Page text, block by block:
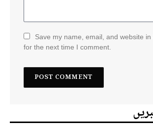
Save my name, email, and website
for the next time I comment.